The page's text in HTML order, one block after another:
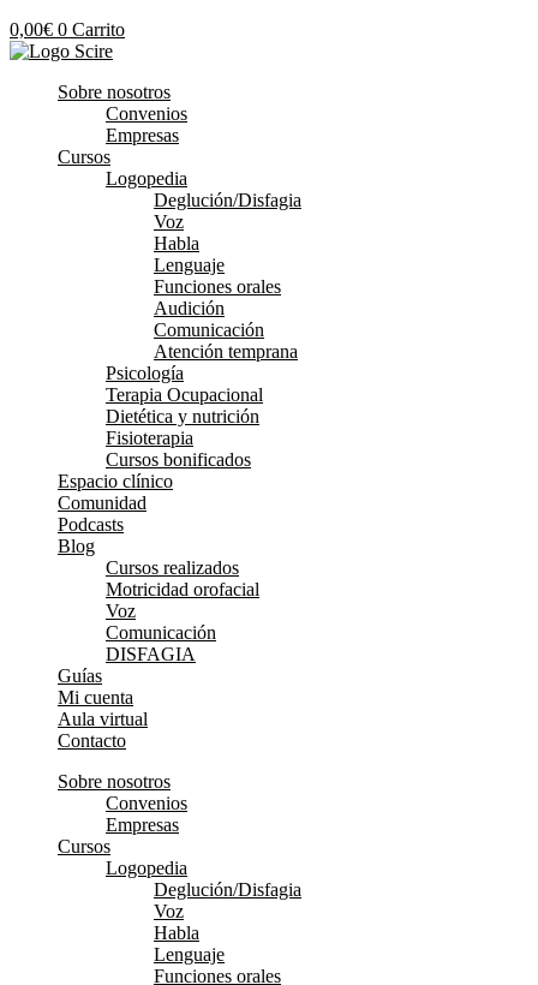
0,00€ 0 Carrito
Sobre nosotros
Convenios
Empresas
Cursos
Logopedia
Deglución/Disfagia
Voz
Habla
Lenguaje
Funciones orales
Audición
Comunicación
Atención temprana
Psicología
Terapia Ocupacional
Dietética y nutrición
Fisioterapia
Cursos bonificados
Espacio clínico
Comunidad
Podcasts
Blog
Cursos realizados
Motricidad orofacial
Voz
Comunicación
DISFAGIA
Guías
Mi cuenta
Aula virtual
Contacto
Sobre nosotros
Convenios
Empresas
Cursos
Logopedia
Deglución/Disfagia
Voz
Habla
Lenguaje
Funciones orales